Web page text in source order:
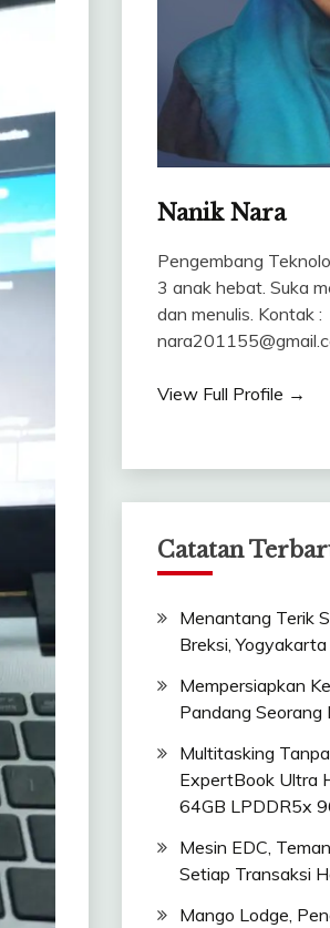
Nanik Nara
Pengembang
3 anak hebat. Suka
dan menulis. Kontak :
View Full Profile →
Catatan
Menantang Terik
Breksi, Yogyakarta
Mempersiapkan
Pandang Seorang
Multitasking
ExpertBook Ultra
64GB LPDDR5x
Mesin EDC,
Setiap Transaksi
Mango Lodge,